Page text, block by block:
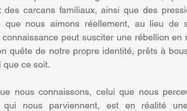
des carcans familiaux, ainsi que des
que nous aimons réellement, au lieu de
peut susciter une rébellion
quête de notre propre identité, prêts à
que ce soit.
nous connaissons, celui que nous
qui nous parviennent, est en réalité